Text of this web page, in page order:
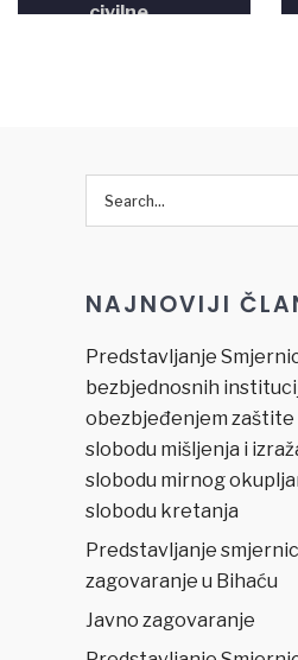
civilne
NAJNOVIJI
Predstavljanje
bezbjednosnih
obezbjeđenjem zaštite
slobodu mišljenja i
slobodu mirnog
slobodu kretanja
Predstavljanje
zagovaranje u Bihaću
Javno zagovaranje